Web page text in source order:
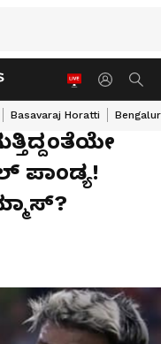
Basavaraj Horatti
ಪಾಂಡ್ಯ!